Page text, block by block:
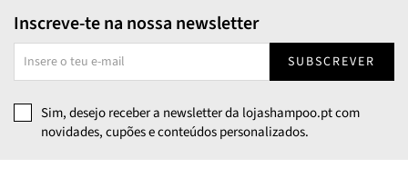
Inscreve-te na nossa newsletter
SUBSCREVER
Sim, desejo receber a newsletter da lojashampoo.pt com
novidades, cupões e conteúdos personalizados.